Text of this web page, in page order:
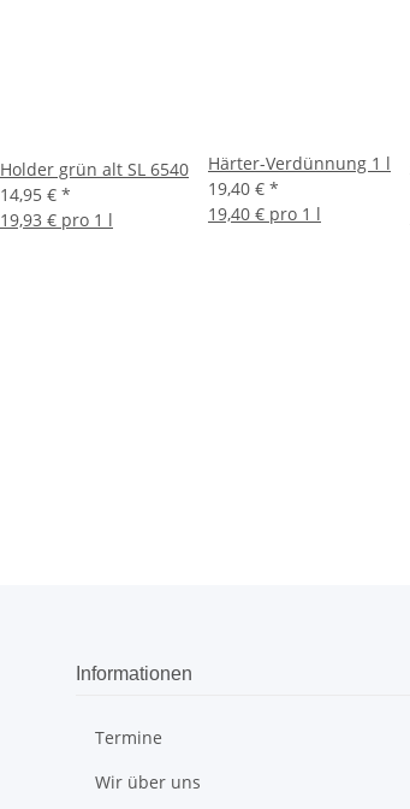
Holder grün alt SL 6540
14,95 € *
19,93 € pro 1 l
Härter-Verdünnung 1 l
19,40 € *
19,40 € pro 1 l
Informationen
Termine
Wir über uns